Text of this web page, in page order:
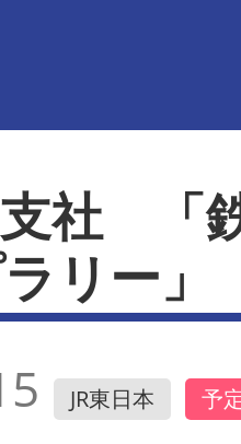
支社 「
リー」
JR東日本 予